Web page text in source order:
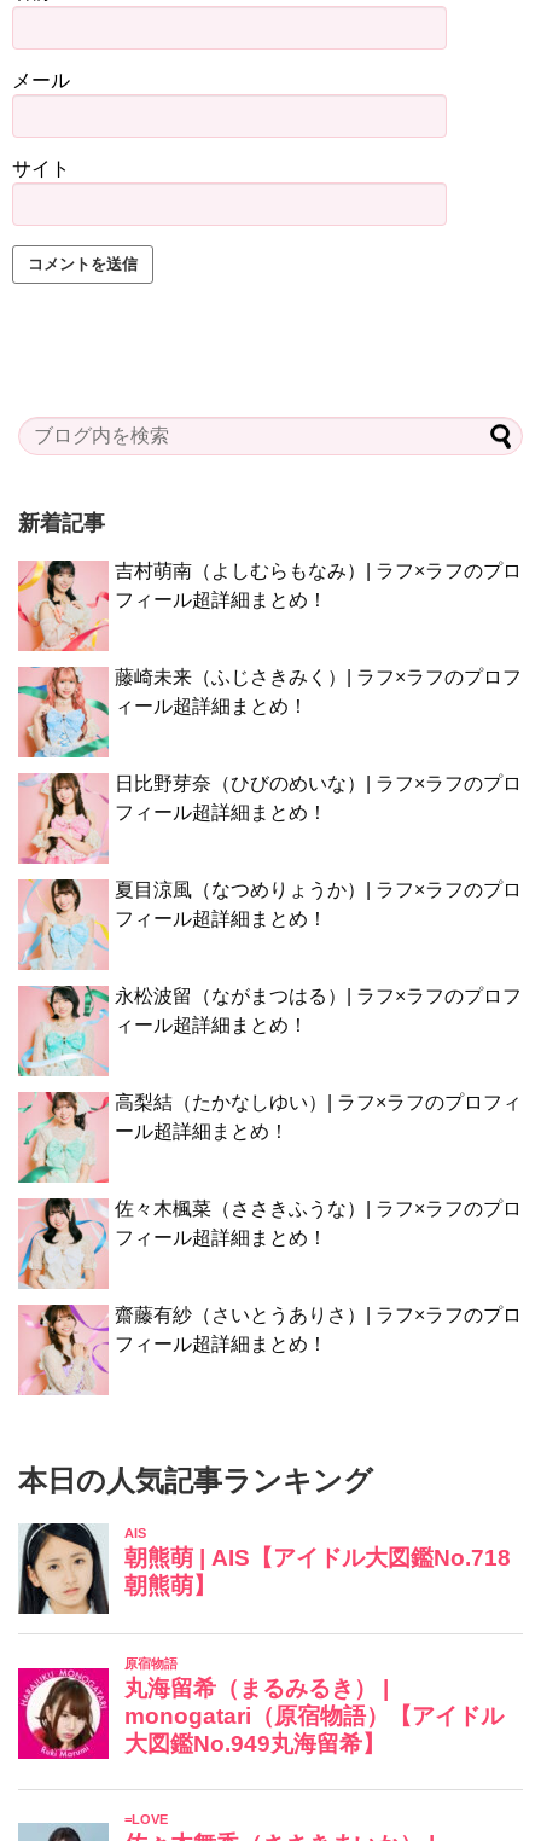
メール
サイト
新着記事
吉村萌南（よしむらもなみ）| ラフ×ラフのプロ
フィール超詳細まとめ！
藤崎未来（ふじさきみく）| ラフ×ラフのプロフ
ィール超詳細まとめ！
日比野芽奈（ひびのめいな）| ラフ×ラフのプロ
フィール超詳細まとめ！
夏目涼風（なつめりょうか）| ラフ×ラフのプロ
フィール超詳細まとめ！
永松波留（ながまつはる）| ラフ×ラフのプロフ
ィール超詳細まとめ！
高梨結（たかなしゆい）| ラフ×ラフのプロフィ
ール超詳細まとめ！
佐々木楓菜（ささきふうな）| ラフ×ラフのプロ
フィール超詳細まとめ！
齋藤有紗（さいとうありさ）| ラフ×ラフのプロ
フィール超詳細まとめ！
本日の人気記事ランキング